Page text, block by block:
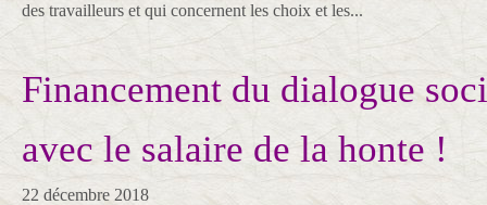
des travailleurs et qui concernent les choix et les...
Financement du dialogue
avec le salaire de la honte !
22 décembre 2018